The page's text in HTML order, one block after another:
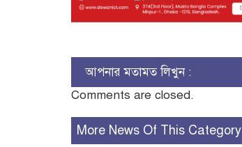
আপনার মতামত লিখুন :
Comments are closed.
More News Of This Category